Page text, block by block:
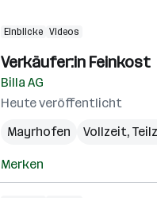
Einblicke Videos
Verkäufer:in Feinkost
Billa AG
Heute veröffentlicht
Mayrhofen
Vollzeit,
Merken